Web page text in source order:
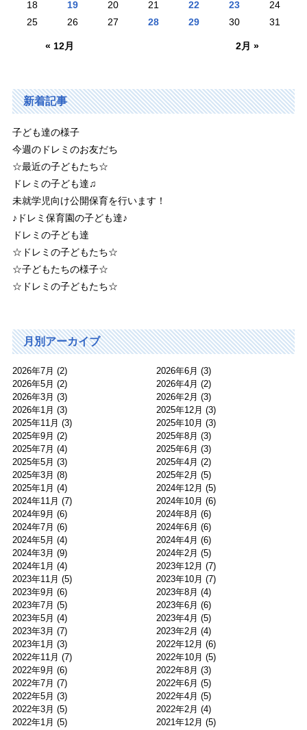
18
19 20 21 22 23
24
25
26 27 28 29 30 31
« 12月 2月 »
月別アーカイブ
2026年7月 (2) 2026年6月 (3)
2026年5月 (2) 2026年4月 (2)
2026年3月 (3) 2026年2月 (3)
2026年1月 (3) 2025年12月 (3)
2025年11月 (3) 2025年10月 (3)
2025年9月 (2) 2025年8月 (3)
2025年7月 (4) 2025年6月 (3)
2025年5月 (3) 2025年4月 (2)
2025年3月 (8) 2025年2月 (5)
2025年1月 (4) 2024年12月 (5)
2024年11月 (7) 2024年10月 (6)
2024年9月 (6) 2024年8月 (6)
2024年7月 (6) 2024年6月 (6)
2024年5月 (4) 2024年4月 (6)
2024年3月 (9) 2024年2月 (5)
2024年1月 (4) 2023年12月 (7)
2023年11月 (5) 2023年10月 (7)
2023年9月 (6) 2023年8月 (4)
2023年7月 (5) 2023年6月 (6)
2023年5月 (4) 2023年4月 (5)
2023年3月 (7) 2023年2月 (4)
2023年1月 (3) 2022年12月 (6)
2022年11月 (7) 2022年10月 (5)
2022年9月 (6) 2022年8月 (3)
2022年7月 (7) 2022年6月 (5)
2022年5月 (3) 2022年4月 (5)
2022年3月 (5) 2022年2月 (4)
2022年1月 (5) 2021年12月 (5)
新着記事
子ども達の様子
今週のドレミのお友だち
☆最近の子どもたち☆
ドレミの子ども達♫
未就学児向け公開保育を行います！
♪ドレミ保育園の子ども達♪
ドレミの子ども達
☆ドレミの子どもたち☆
☆子どもたちの様子☆
☆ドレミの子どもたち☆